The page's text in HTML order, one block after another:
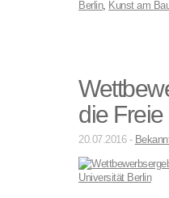
Berlin, Kunst am
die
20.07.2016 -